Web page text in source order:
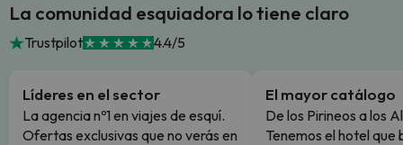
La comunidad esquiadora lo tiene claro
Trustpilot 4.4/5
Líderes en el sector
La agencia nº1 en viajes de esquí.
Ofertas exclusivas que no verás en
El mayor catálogo
De los Pirineos a los
Tenemos el hotel que